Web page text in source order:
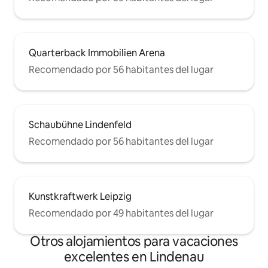
Quarterback Immobilien Arena
Recomendado por 56 habitantes del lugar
Schaubühne Lindenfeld
Recomendado por 56 habitantes del lugar
Kunstkraftwerk Leipzig
Recomendado por 49 habitantes del lugar
Otros alojamientos para vacaciones
excelentes en Lindenau